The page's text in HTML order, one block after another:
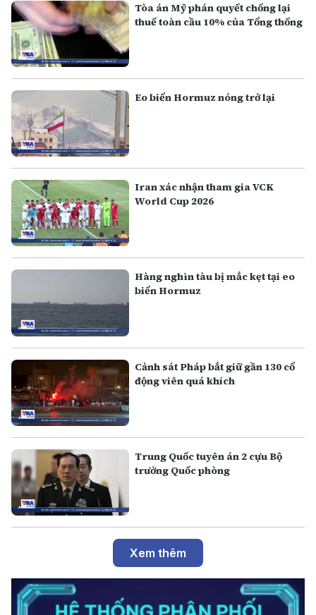
Tòa án Mỹ phán quyết chống lại
thuế toàn cầu 10% của Tổng thống
Eo biển Hormuz nóng trở lại
Iran xác nhận tham gia VCK
World Cup 2026
Hàng nghìn tàu bị mắc kẹt tại eo
biển Hormuz
Cảnh sát Pháp bắt giữ gần 130 cổ
động viên quá khích
Trung Quốc tuyên án 2 cựu Bộ
trưởng Quốc phòng
Xem thêm